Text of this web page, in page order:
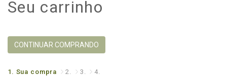
Seu carrinho
CONTINUAR COMPRANDO
1. Sua compra 2. 3. 4.